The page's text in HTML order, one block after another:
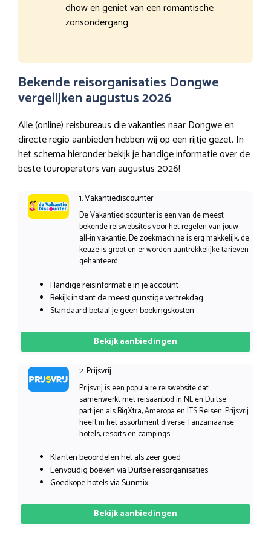
dhow en geniet van een romantische
zonsondergang
Bekende reisorganisaties Dongwe
vergelijken augustus 2026
Alle (online) reisbureaus die vakanties naar Dongwe en
directe regio aanbieden hebben wij op een rijtje gezet. In
het schema hieronder bekijk je handige informatie over de
beste touroperators van augustus 2026!
1. Vakantiediscounter
De Vakantiediscounter is een van de meest
bekende reiswebsites voor het regelen van jouw
all-in vakantie. De zoekmachine is erg makkelijk, de
keuze is groot en er worden aantrekkelijke tarieven
gehanteerd.
Handige reisinformatie in je account
Bekijk instant de meest gunstige vertrekdag
Standaard betaal je geen boekingskosten
Bekijk aanbiedingen
2. Prijsvrij
Prijsvrij is een populaire reiswebsite dat
samenwerkt met reisaanbod in NL en Duitse
partijen als BigXtra, Ameropa en ITS Reisen. Prijsvrij
heeft in het assortiment diverse Tanzaniaanse
hotels, resorts en campings.
Klanten beoordelen het als zeer goed
Eenvoudig boeken via Duitse reisorganisaties
Goedkope hotels via Sunmix
Bekijk aanbiedingen